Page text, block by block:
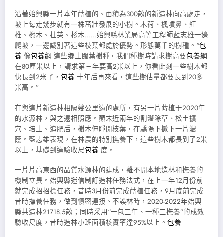
沿著始興縣一片本年蒔植的、面積為300畝的新造林向高處走，
坡上每走幾步就有一株茁壯發展的小樹。木荷、楓噴鼻、紅
椎、檫木、杜英、杉木……始興縣林業局高等工程師藍志雄一邊
爬坡，一邊識別著這些枝葉都處於優勢。形態萬千的樹種。“包
養 像包養網 這些鄉土闊葉樹種，我們種樹時請求樹高要包養網
在80厘米以上，請求第三年要高2米以上，你看此刻一些樹木都
快長到2米了， 包養 十年后再來看，這些樹估量都要長到20多
米高。”
在與這片新造林相隔幾公里遠的處所，有另一片蒔植于2020年
的水源林，與之遠相照應。顛末近兩年的割灌除草、松土擴
穴、培土、追肥后，樹木伸睜開枝葉，在驕陽下撒下一片濃
蔭。藍志雄表現，在林農的特別撫養下，這些樹木都長到了2米
以上，基礎到達驗收尺包養 度。
一片片高東西的品質水源林的建成，離不開本地造林和撫養的
機制立異。始興縣迷信制訂造林任務法式，在上一年12月份前
就完成招招標任務，昔時3月份前完成蒔植任務，9月底前完成
昔時撫養任務，做到慎密連接、不誤林時，2020-2022年始興
縣共造林21718.5畝；同時采用“一包三年、一種三撫養”的成效
驗收尺度，昔時造林小班面積核實率達95%以上。 包養